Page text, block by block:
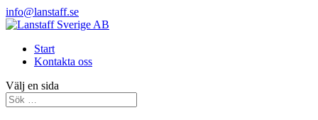
info@lanstaff.se
Start
Kontakta oss
Välj en sida